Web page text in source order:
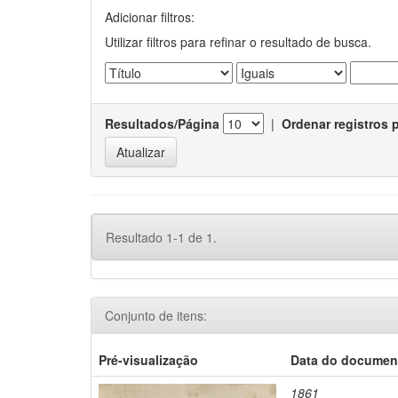
Adicionar filtros:
Utilizar filtros para refinar o resultado de busca.
Resultados/Página | Ordenar registros
Resultado 1-1 de 1.
Conjunto de itens:
Pré-visualização
Data do
1861